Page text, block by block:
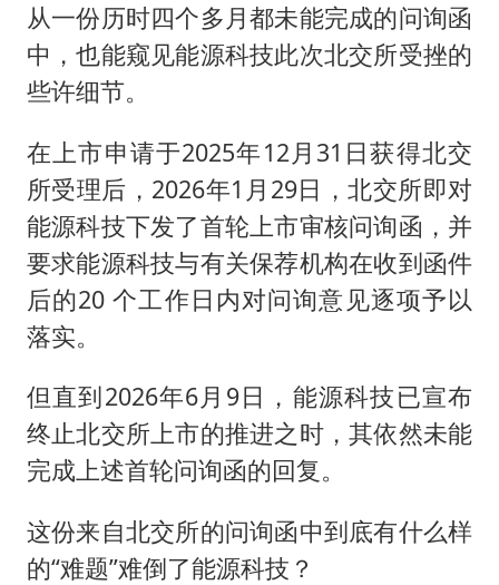
从一份历时四个多月都未能完成的问询函
中，也能窥见能源科技此次北交所受挫的
些许细节。
在上市申请于2025年12月31日获得北交
所受理后，2026年1月29日，北交所即对
能源科技下发了首轮上市审核问询函，并
要求能源科技与有关保荐机构在收到函件
后的20 个工作日内对问询意见逐项予以
落实。
但直到2026年6月9日，能源科技已宣布
终止北交所上市的推进之时，其依然未能
完成上述首轮问询函的回复。
这份来自北交所的问询函中到底有什么样
的“难题”难倒了能源科技？